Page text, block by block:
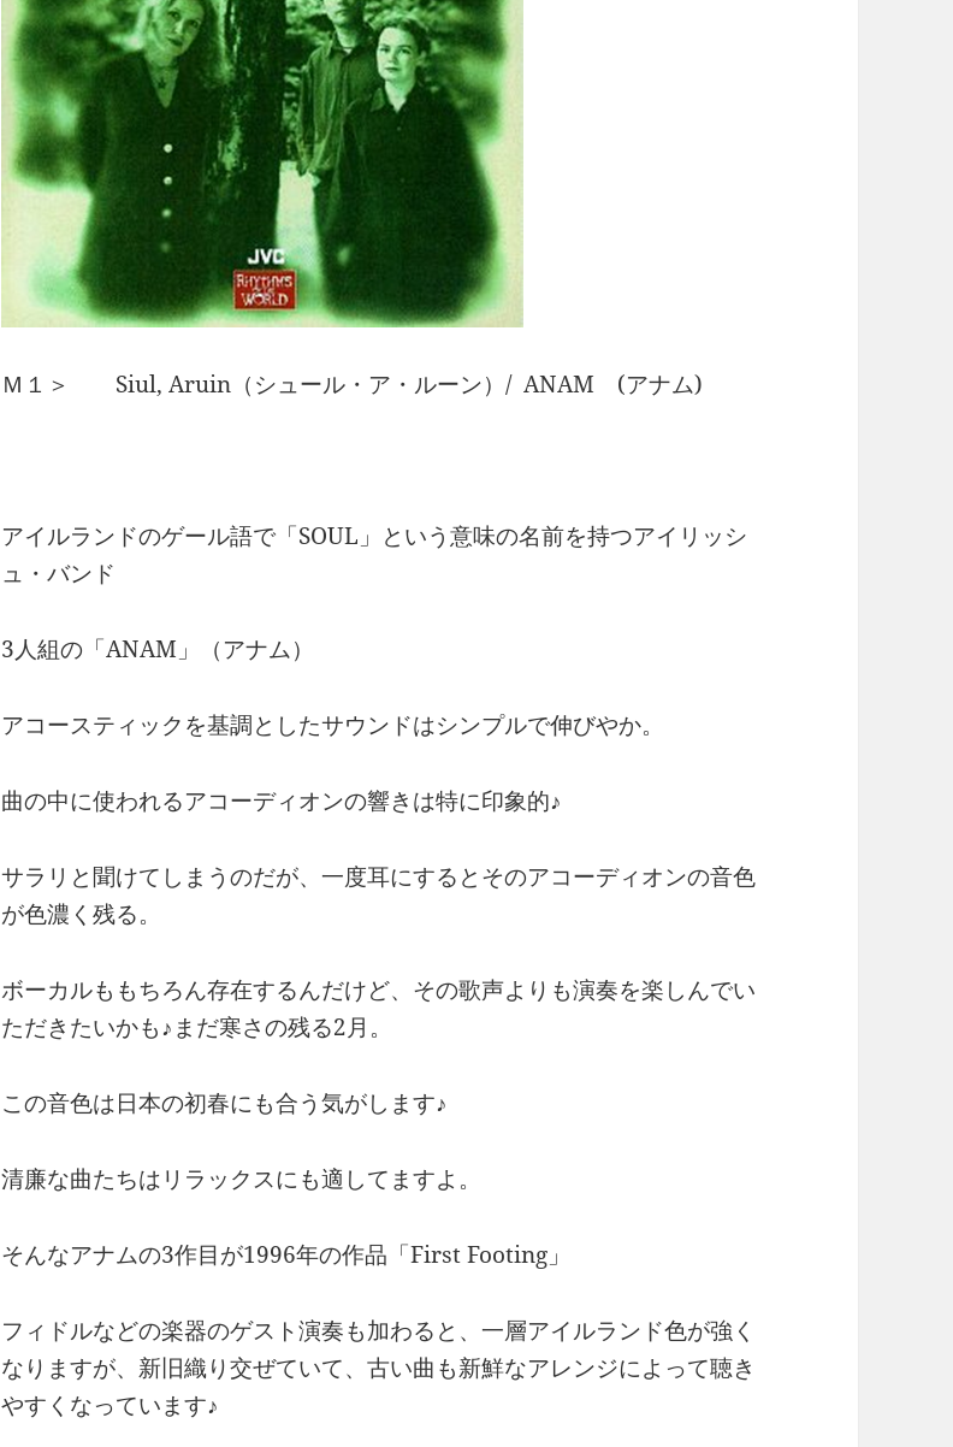
Ｍ１＞ Siul, Aruin（シュール・ア・ルーン）/ ANAM (アナム)
アイルランドのゲール語で「SOUL」という意味の名前を持つアイリッシ
ュ・バンド
3人組の「ANAM」（アナム）
アコースティックを基調としたサウンドはシンプルで伸びやか。
曲の中に使われるアコーディオンの響きは特に印象的♪
サラリと聞けてしまうのだが、一度耳にするとそのアコーディオンの音色
が色濃く残る。
ボーカルももちろん存在するんだけど、その歌声よりも演奏を楽しんでい
ただきたいかも♪まだ寒さの残る2月。
この音色は日本の初春にも合う気がします♪
清廉な曲たちはリラックスにも適してますよ。
そんなアナムの3作目が1996年の作品「First Footing」
フィドルなどの楽器のゲスト演奏も加わると、一層アイルランド色が強く
なりますが、新旧織り交ぜていて、古い曲も新鮮なアレンジによって聴き
やすくなっています♪